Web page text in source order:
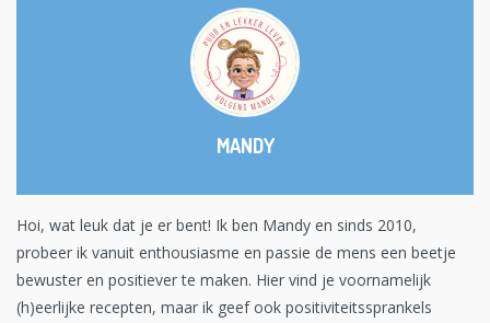
MANDY
Hoi, wat leuk dat je er bent! Ik ben Mandy en sinds 2010,
probeer ik vanuit enthousiasme en passie de mens een beetje
bewuster en positiever te maken. Hier vind je voornamelijk
(h)eerlijke recepten, maar ik geef ook positiviteitssprankels